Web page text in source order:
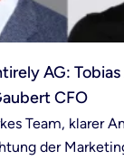
AG:
CFO
Team, klarer
der